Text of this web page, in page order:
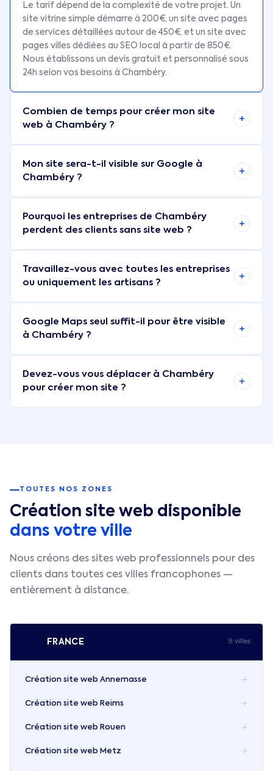
Le tarif dépend de la complexité de votre projet. Un
site vitrine simple démarre à 200€, un site avec pages
de services détaillées autour de 450€, et un site avec
pages villes dédiées au SEO local à partir de 850€.
Nous établissons un devis gratuit et personnalisé sous
24h selon vos besoins à Chambéry.
Combien de temps pour créer mon site
web à Chambéry ?
Mon site sera-t-il visible sur Google à
Chambéry ?
Pourquoi les entreprises de Chambéry
perdent des clients sans site web ?
Travaillez-vous avec toutes les entreprises
ou uniquement les artisans ?
Google Maps seul suffit-il pour être visible
à Chambéry ?
Devez-vous vous déplacer à Chambéry
pour créer mon site ?
TOUTES NOS ZONES
Création site web disponible
dans votre ville
Nous créons des sites web professionnels pour des
clients dans toutes ces villes francophones —
entièrement à distance.
FRANCE 9 villes
Création site web Annemasse
Création site web Reims
Création site web Rouen
Création site web Metz